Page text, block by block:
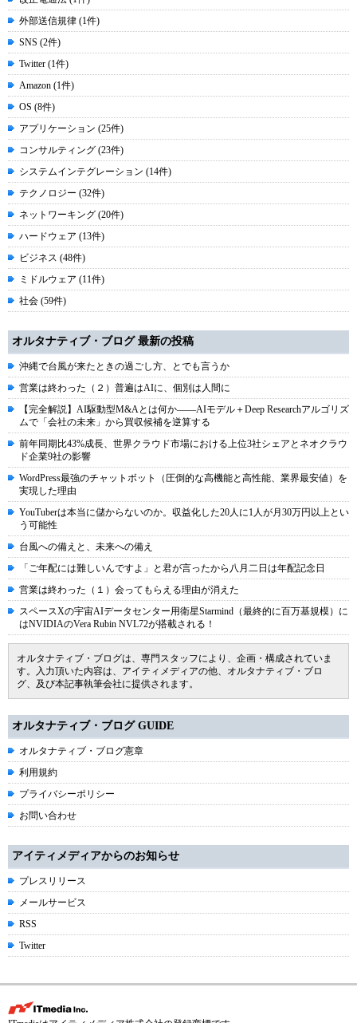
外部送信規律 (1件)
SNS (2件)
Twitter (1件)
Amazon (1件)
OS (8件)
アプリケーション (25件)
コンサルティング (23件)
システムインテグレーション (14件)
テクノロジー (32件)
ネットワーキング (20件)
ハードウェア (13件)
ビジネス (48件)
ミドルウェア (11件)
社会 (59件)
オルタナティブ・ブログ 最新の投稿
沖縄で台風が来たときの過ごし方、とでも言うか
営業は終わった（２）普遍はAIに、個別は人間に
【完全解説】AI駆動型M&Aとは何か――AIモデル＋Deep Researchアルゴリズ
ムで「会社の未来」から買収候補を逆算する
前年同期比43%成長、世界クラウド市場における上位3社シェアとネオクラウ
ド企業9社の影響
WordPress最強のチャットボット（圧倒的な高機能と高性能、業界最安値）を
実現した理由
YouTuberは本当に儲からないのか。収益化した20人に1人が月30万円以上とい
う可能性
台風への備えと、未来への備え
「ご年配には難しいんですよ」と君が言ったから八月二日は年配記念日
営業は終わった（１）会ってもらえる理由が消えた
スペースXの宇宙AIデータセンター用衛星Starmind（最終的に百万基規模）に
はNVIDIAのVera Rubin NVL72が搭載される！
オルタナティブ・ブログは、専門スタッフにより、企画・構成されていま
す。入力頂いた内容は、アイティメディアの他、オルタナティブ・ブロ
グ、及び本記事執筆会社に提供されます。
オルタナティブ・ブログ GUIDE
オルタナティブ・ブログ憲章
利用規約
プライバシーポリシー
お問い合わせ
アイティメディアからのお知らせ
プレスリリース
メールサービス
RSS
Twitter